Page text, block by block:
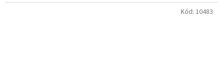
Kód: 10483